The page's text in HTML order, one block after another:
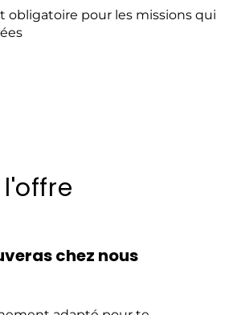
obligatoire pour les missions qui
chez nous